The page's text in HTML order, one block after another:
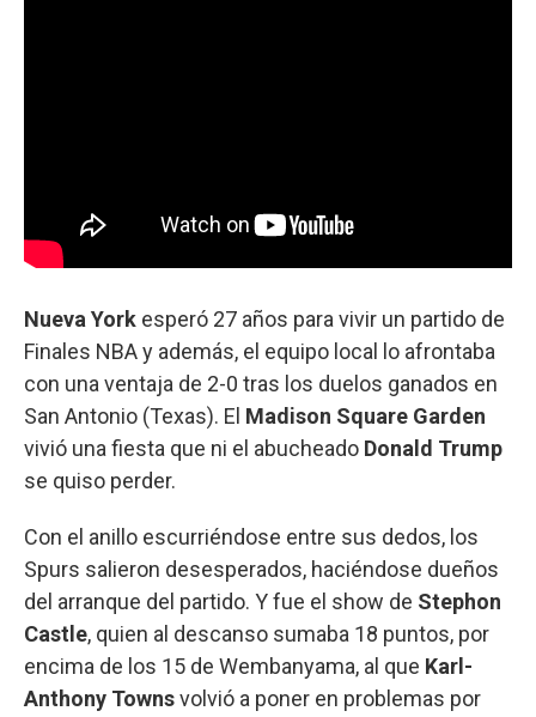
Nueva York esperó 27 años para vivir un partido de
Finales NBA y además, el equipo local lo afrontaba
con una ventaja de 2-0 tras los duelos ganados en
San Antonio (Texas). El Madison Square Garden
vivió una fiesta que ni el abucheado Donald Trump
se quiso perder.
Con el anillo escurriéndose entre sus dedos, los
Spurs salieron desesperados, haciéndose dueños
del arranque del partido. Y fue el show de Stephon
Castle, quien al descanso sumaba 18 puntos, por
encima de los 15 de Wembanyama, al que Karl-
Anthony Townsvolvió a poner en problemas por